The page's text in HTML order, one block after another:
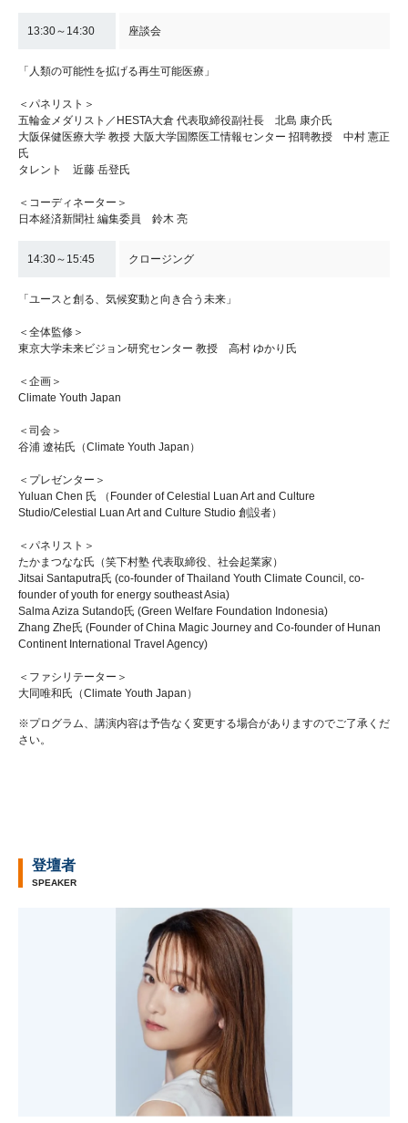
13:30～14:30 座談会
「人類の可能性を拡げる再生可能医療」
＜パネリスト＞
五輪金メダリスト／HESTA大倉 代表取締役副社長 北島 康介氏
大阪保健医療大学 教授 大阪大学国際医工情報センター 招聘教授 中村 憲正
氏
タレント 近藤 岳登氏
＜コーディネーター＞
日本経済新聞社 編集委員 鈴木 亮
14:30～15:45 クロージング
「ユースと創る、気候変動と向き合う未来」
＜全体監修＞
東京大学未来ビジョン研究センター 教授 高村 ゆかり氏
＜企画＞
Climate Youth Japan
＜司会＞
谷浦 遼祐氏（Climate Youth Japan）
＜プレゼンター＞
Yuluan Chen 氏 （Founder of Celestial Luan Art and Culture
Studio/Celestial Luan Art and Culture Studio 創設者）
＜パネリスト＞
たかまつなな氏（笑下村塾 代表取締役、社会起業家）
Jitsai Santaputra氏 (co-founder of Thailand Youth Climate Council, co-
founder of youth for energy southeast Asia)
Salma Aziza Sutando氏 (Green Welfare Foundation Indonesia)
Zhang Zhe氏 (Founder of China Magic Journey and Co-founder of Hunan
Continent International Travel Agency)
＜ファシリテーター＞
大同唯和氏（Climate Youth Japan）
※プログラム、講演内容は予告なく変更する場合がありますのでご了承くだ
さい。
登壇者
SPEAKER